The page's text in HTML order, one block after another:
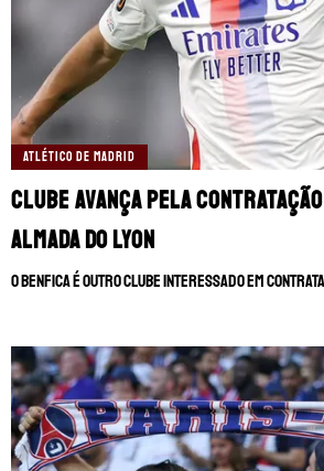
ATLÉTICO DE MADRID
Clube avança pela contratação
Almada do Lyon
O Benfica é outro clube interessado em